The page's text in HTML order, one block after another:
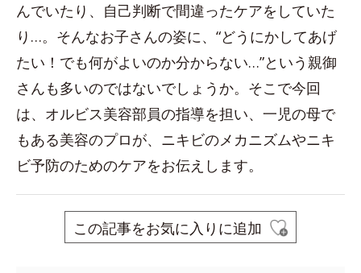
んでいたり、自己判断で間違ったケアをしていた
り…。そんなお子さんの姿に、“どうにかしてあげ
たい！でも何がよいのか分からない…”という親御
さんも多いのではないでしょうか。そこで今回
は、オルビス美容部員の指導を担い、一児の母で
もある美容のプロが、ニキビのメカニズムやニキ
ビ予防のためのケアをお伝えします。
この記事をお気に入りに追加